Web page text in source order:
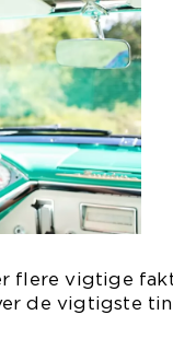
flere vigtige
de vigtigste